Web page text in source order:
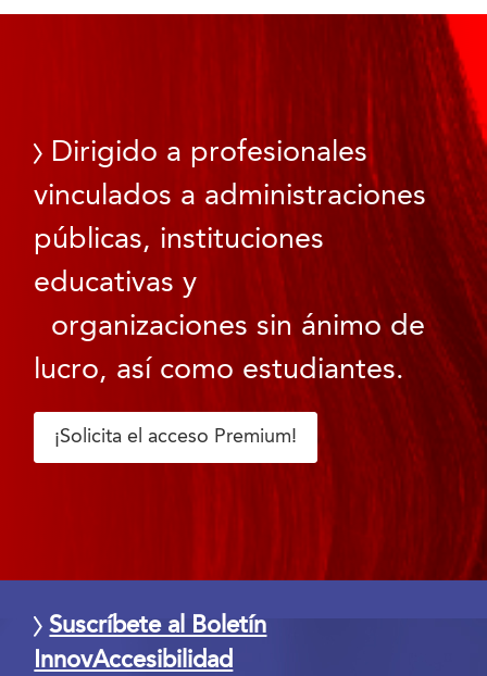
Dirigido a profesionales
vinculados a administraciones
públicas, instituciones
educativas y
organizaciones sin ánimo de
lucro, así como estudiantes.
¡Solicita el acceso Premium!
Suscríbete al Boletín
InnovAccesibilidad